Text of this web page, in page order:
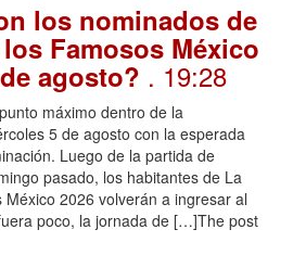
los nominados de
los Famosos México
agosto? . 19:28
máximo dentro de la
5 de agosto con la esperada
Luego de la partida de
pasado, los habitantes de La
2026 volverán a ingresar al
poco, la jornada de […]The post